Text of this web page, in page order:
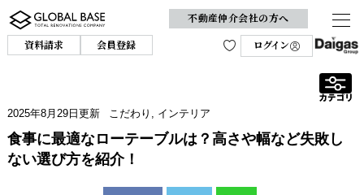
不動産仲介会社の方へ
資料請求
会員登録 ログイン
2025年8月29日更新 こだわり , インテリア
食事に最適なローテーブルは？高さや幅など失敗し
ない選び方を紹介！